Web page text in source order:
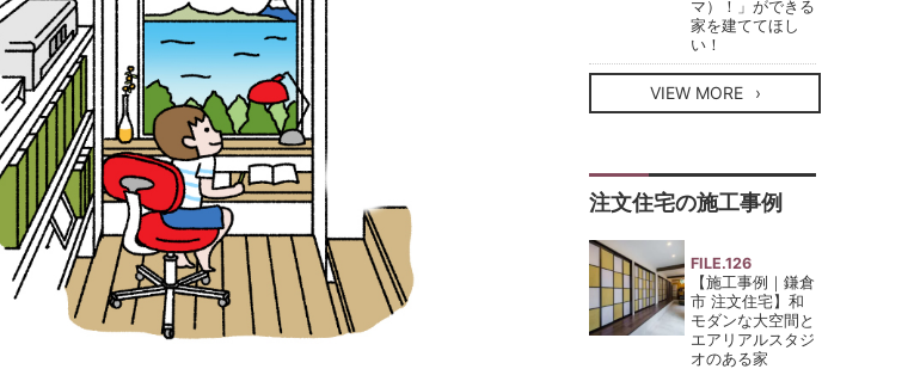
マ）！」ができる
家を建ててほし
い！
VIEW MORE
注文住宅の施工事例
FILE.126
【施工事例｜鎌倉
市 注文住宅】和
モダンな大空間と
エアリアルスタジ
オのある家